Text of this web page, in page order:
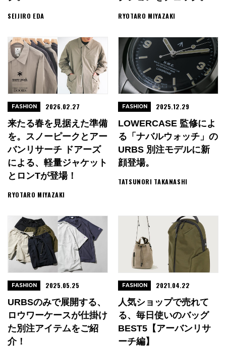
SEIJIRO EDA RYOTARO MIYAZAKI
来たる春を見据えた準備
を。スノーピークとアー
バンリサーチ ドアーズ
による、軽量ジャケット
とロンTが登場！
RYOTARO MIYAZAKI
FASHION 2026.02.27
LOWERCASE 監修によ
る「ナバルウォッチ」の
URBS 別注モデルに新
顔登場。
TATSUNORI TAKANASHI
FASHION 2025.12.29
URBSのみで展開する、
ロウワーケースが仕掛け
た別注アイテムをご紹
介！
FASHION 2025.05.25
人気ショップで売れて
る、毎日使いのバッグ
BEST5【アーバンリサ
ーチ編】
FASHION 2021.04.22